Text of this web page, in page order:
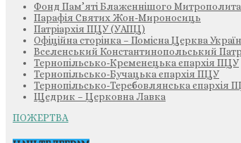
Фонд Пам’яті Блаженнішого
Парафія Святих Жон-Мироносиць
Патріархія ПЦУ (УАПЦ)
Офіційна сторінка – Помісна Церква
Вселенський Константинопольський
Тернопільсько-Кременецька єпархія ПЦУ
Тернопільсько-Бучацька єпархія ПЦУ
Тернопільсько-Теребовлянська єпархія
Щедрик – Церковна Лавка
ПОЖЕРТВА